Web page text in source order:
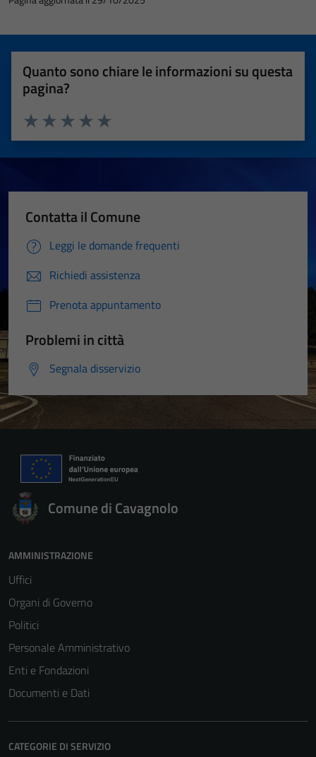
Quanto sono chiare le informazioni su questa
pagina?
Valuta 5 stelle su 5
Valuta 4 stelle su 5
Valuta 3 stelle su 5
Valuta 2 stelle su 5
Valuta 1 stelle su 5
Contatta il Comune
Leggi le domande frequenti
Richiedi assistenza
Prenota appuntamento
Problemi in città
Segnala disservizio
Comune di Cavagnolo
AMMINISTRAZIONE
Uffici
Organi di Governo
Politici
Personale Amministrativo
Enti e Fondazioni
Documenti e Dati
CATEGORIE DI SERVIZIO